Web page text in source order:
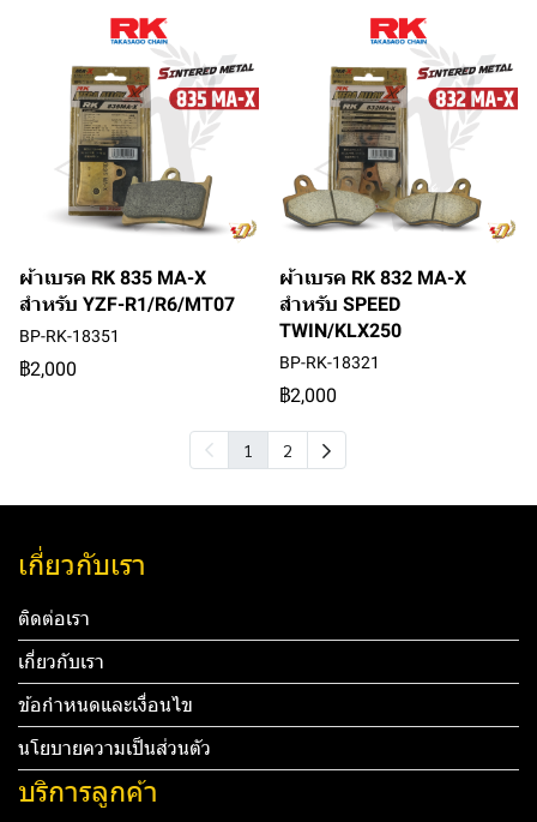
ผ้าเบรค RK 835 MA-X
สำหรับ YZF-R1/R6/MT07
BP-RK-18351
฿2,000
ผ้าเบรค RK 832 MA-X
สำหรับ SPEED
TWIN/KLX250
BP-RK-18321
฿2,000
1 2
เกี่ยวกับเรา
ติดต่อเรา
เกี่ยวกับเรา
ข้อกำหนดและเงื่อนไข
นโยบายความเป็นส่วนตัว
บริการลูกค้า